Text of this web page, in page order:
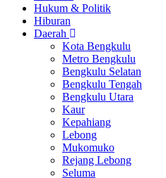
Hukum & Politik
Hiburan
Daerah
Kota Bengkulu
Metro Bengkulu
Bengkulu Selatan
Bengkulu Tengah
Bengkulu Utara
Kaur
Kepahiang
Lebong
Mukomuko
Rejang Lebong
Seluma